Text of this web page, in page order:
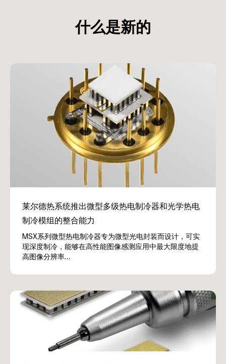
什么是新的
MSX系列微型热电制冷器专为微型光电封装而设计，可实
现深度制冷，能够在高性能图像感测应用中最大限度地提
高图像分辨率…